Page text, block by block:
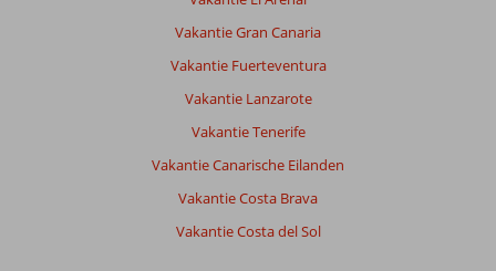
Vakantie Gran Canaria
Vakantie Fuerteventura
Vakantie Lanzarote
Vakantie Tenerife
Vakantie Canarische Eilanden
Vakantie Costa Brava
Vakantie Costa del Sol